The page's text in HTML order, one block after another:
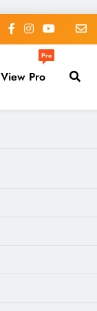
View Pro
Pro